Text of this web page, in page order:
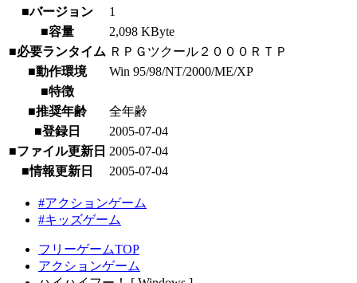
■バージョン
1
■容量
2,098 KByte
■必要ランタイム ＲＰＧツクール２０００ＲＴＰ
■動作環境
Win 95/98/NT/2000/ME/XP
■特徴
■推奨年齢
全年齢
■登録日
2005-07-04
■ファイル更新日 2005-07-04
■情報更新日
2005-07-04
#アクションゲーム
#キッズゲーム
フリーゲームTOP
アクションゲーム